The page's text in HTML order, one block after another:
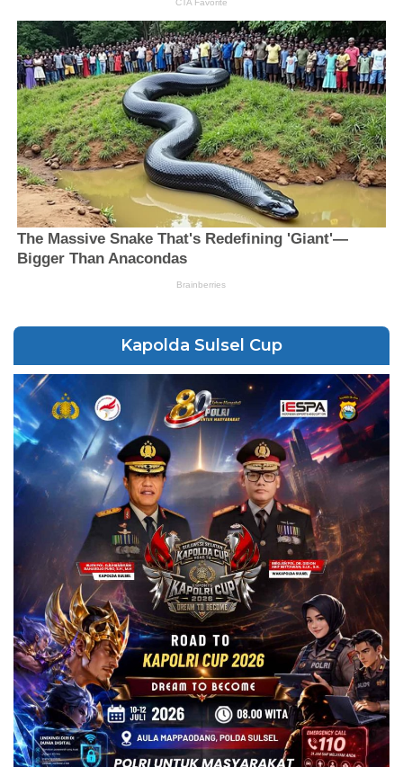
Kapolda Sulsel Cup